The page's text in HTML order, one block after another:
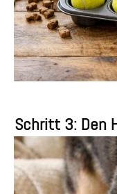
Schritt 3: Den